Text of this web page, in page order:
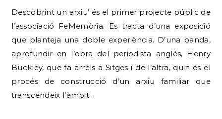
Descobrint un arxiu’ és el primer projecte públic de
l’associació FeMemòria. Es tracta d’una exposició
que planteja una doble experiència. D’una banda,
aprofundir en l’obra del periodista anglès, Henry
Buckley, que fa arrels a Sitges i de l’altra, quin és el
procés de construcció d’un arxiu familiar que
transcendeix l’àmbit…